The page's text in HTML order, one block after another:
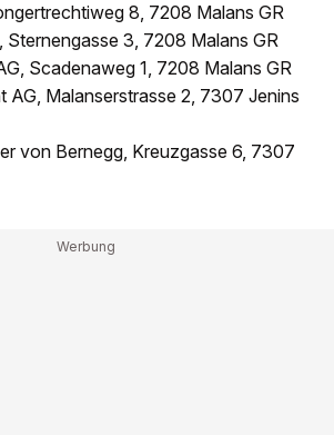
8, 7208 Malans GR
Sternengasse 3, 7208 Malans GR
Scadenaweg 1, 7208 Malans GR
AG, Malanserstrasse 2, 7307 Jenins
von Bernegg, Kreuzgasse 6, 7307